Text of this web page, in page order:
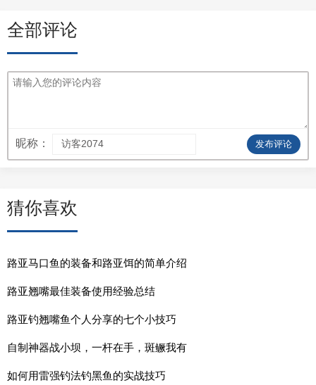
全部评论
昵称： 发布评论
猜你喜欢
路亚马口鱼的装备和路亚饵的简单介绍
路亚翘嘴最佳装备使用经验总结
路亚钓翘嘴鱼个人分享的七个小技巧
自制神器战小坝，一杆在手，斑鳜我有
如何用雷强钓法钓黑鱼的实战技巧